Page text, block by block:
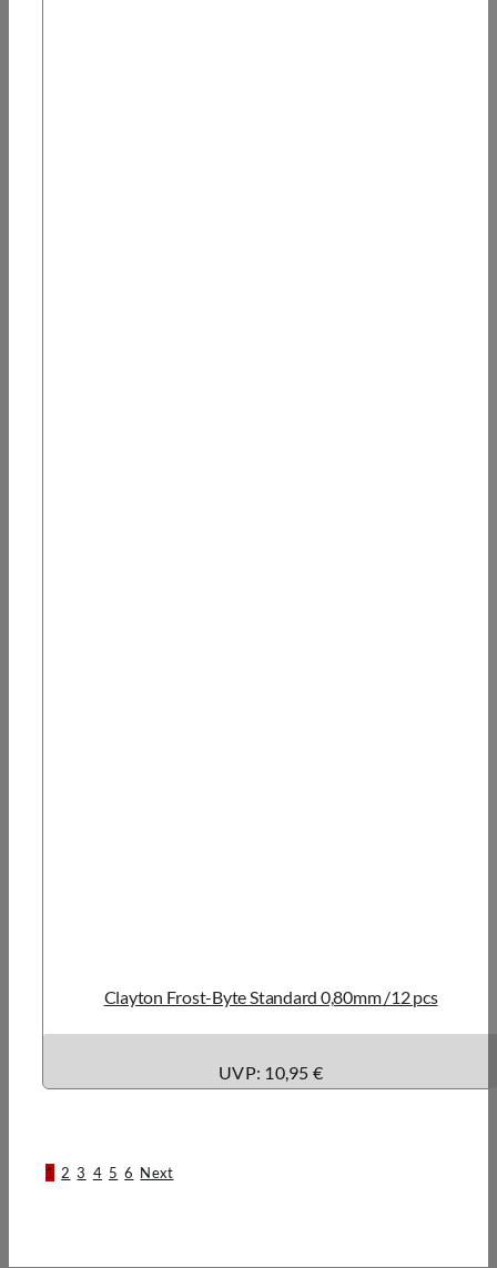
Clayton Frost-Byte Standard 0,80mm /12 pcs
UVP: 10,95 €
1 2 3 4 5 6 Next